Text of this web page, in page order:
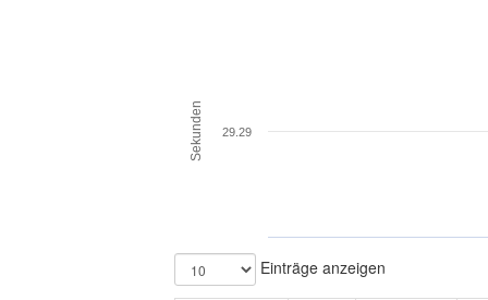
Sekunden 29.29
Einträge anzeigen